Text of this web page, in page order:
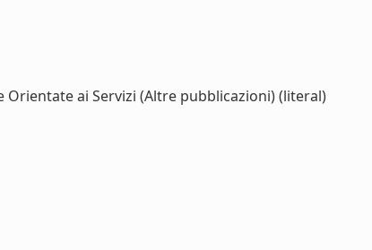
ai Servizi (Altre pubblicazioni) (literal)